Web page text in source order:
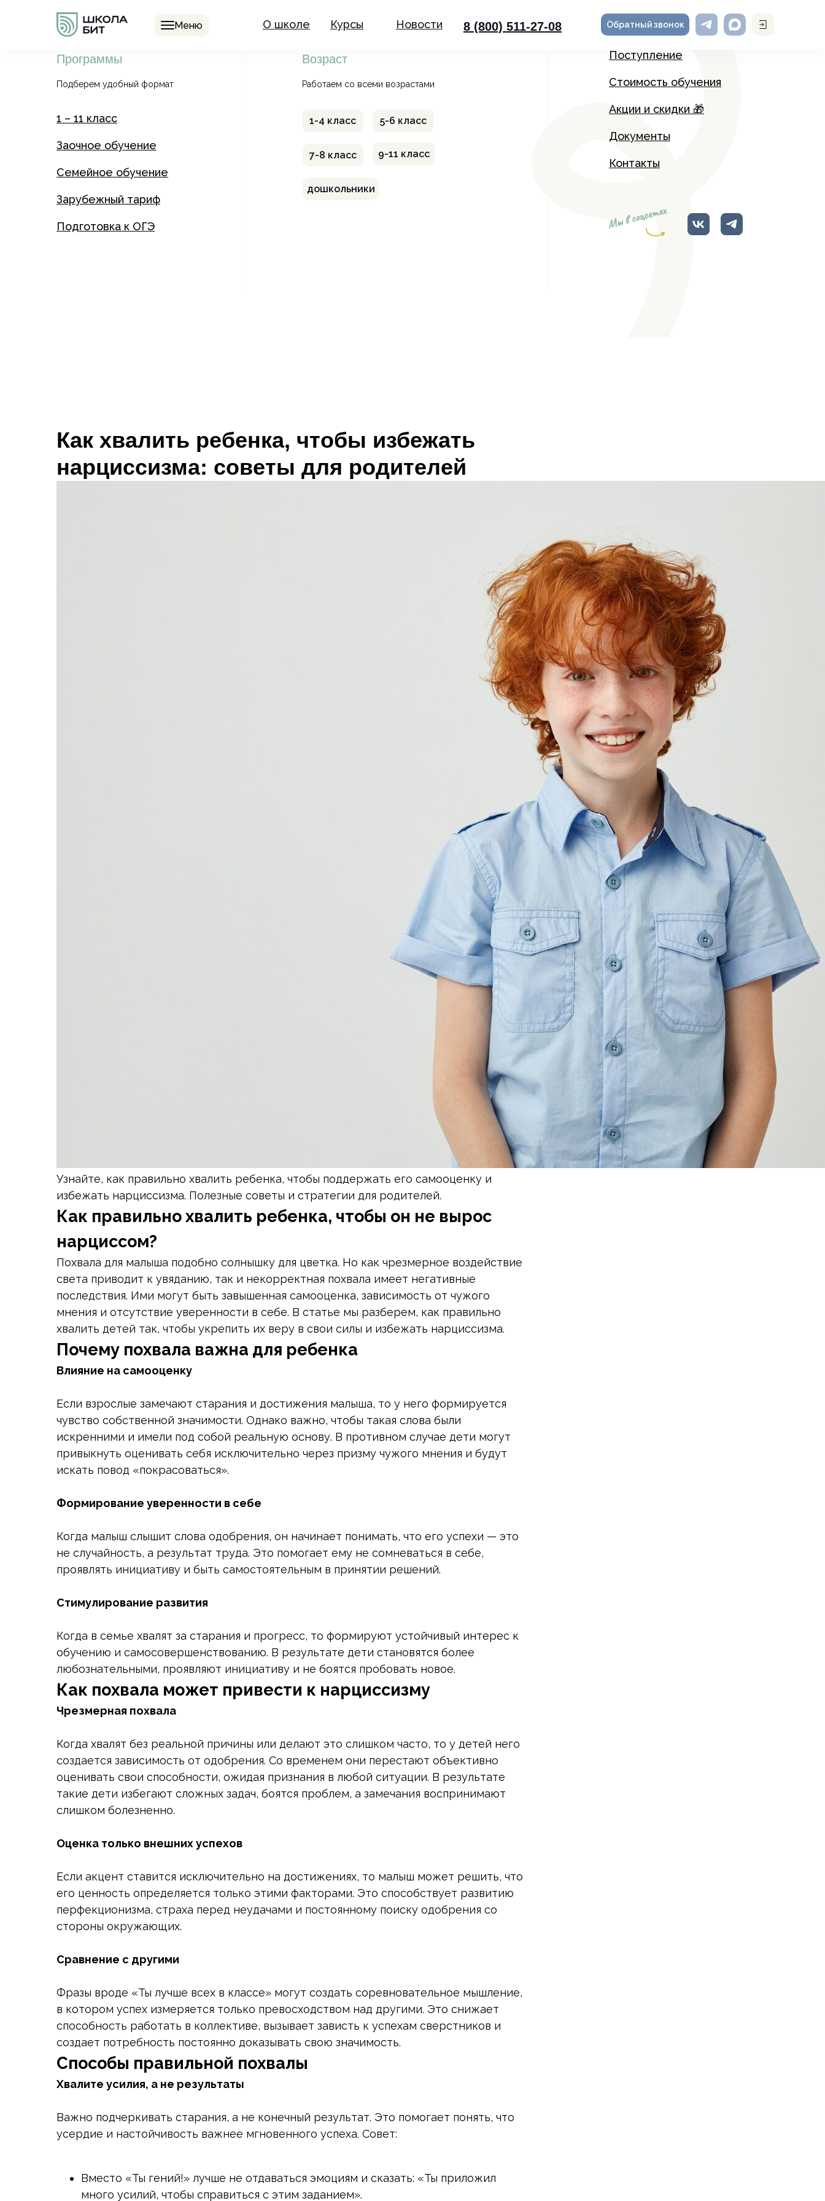
Новости
Курсы
О школе Обратный звонок
Меню 8 (800) 511-27-08
дошкольники
9-11 класс
7-8 класс
1-4 класс 5-6 класс
Подберем удобный формат Работаем со всеми возрастами
Программы Возраст Поступление
Стоимость обучения
Контакты
Подготовка к ОГЭ
Акции и скидки 🎁
Документы
Семейное обучение
Заочное обучение
1 – 11 класс
Зарубежный тариф
Как хвалить ребенка, чтобы избежать
нарциссизма: советы для родителей
Узнайте, как правильно хвалить ребенка, чтобы поддержать его самооценку и
избежать нарциссизма. Полезные советы и стратегии для родителей.
Как правильно хвалить ребенка, чтобы он не вырос
нарциссом?
Похвала для малыша подобно солнышку для цветка. Но как чрезмерное воздействие
света приводит к увяданию, так и некорректная похвала имеет негативные
последствия. Ими могут быть завышенная самооценка, зависимость от чужого
мнения и отсутствие уверенности в себе. В статье мы разберем, как правильно
хвалить детей так, чтобы укрепить их веру в свои силы и избежать нарциссизма.
Почему похвала важна для ребенка
Влияние на самооценку
Если взрослые замечают старания и достижения малыша, то у него формируется
чувство собственной значимости. Однако важно, чтобы такая слова были
искренними и имели под собой реальную основу. В противном случае дети могут
привыкнуть оценивать себя исключительно через призму чужого мнения и будут
искать повод «покрасоваться».
Формирование уверенности в себе
Когда малыш слышит слова одобрения, он начинает понимать, что его успехи — это
не случайность, а результат труда. Это помогает ему не сомневаться в себе,
проявлять инициативу и быть самостоятельным в принятии решений.
Стимулирование развития
Когда в семье хвалят за старания и прогресс, то формируют устойчивый интерес к
обучению и самосовершенствованию. В результате дети становятся более
любознательными, проявляют инициативу и не боятся пробовать новое.
Как похвала может привести к нарциссизму
Чрезмерная похвала
Когда хвалят без реальной причины или делают это слишком часто, то у детей него
создается зависимость от одобрения. Со временем они перестают объективно
оценивать свои способности, ожидая признания в любой ситуации. В результате
такие дети избегают сложных задач, боятся проблем, а замечания воспринимают
слишком болезненно.
Оценка только внешних успехов
Если акцент ставится исключительно на достижениях, то малыш может решить, что
его ценность определяется только этими факторами. Это способствует развитию
перфекционизма, страха перед неудачами и постоянному поиску одобрения со
стороны окружающих.
Сравнение с другими
Фразы вроде «Ты лучше всех в классе» могут создать соревновательное мышление,
в котором успех измеряется только превосходством над другими. Это снижает
способность работать в коллективе, вызывает зависть к успехам сверстников и
создает потребность постоянно доказывать свою значимость.
Способы правильной похвалы
Хвалите усилия, а не результаты
Важно подчеркивать старания, а не конечный результат. Это помогает понять, что
усердие и настойчивость важнее мгновенного успеха. Совет:
Вместо «Ты гений!» лучше не отдаваться эмоциям и сказать: «Ты приложил
много усилий, чтобы справиться с этим заданием».